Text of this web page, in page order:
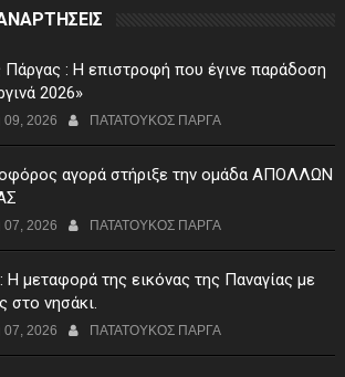
: Η επιστροφή που έγινε παράδοση
2026»
09, 2026 ΠΑΤΑΤΟΥΚΟΣ ΠΑΡΓΑ
αγορά στήριξε την ομάδα ΑΠΟΛΛΩΝ
07, 2026 ΠΑΤΑΤΟΥΚΟΣ ΠΑΡΓΑ
Η μεταφορά της εικόνας της Παναγίας με
στο νησάκι.
07, 2026 ΠΑΤΑΤΟΥΚΟΣ ΠΑΡΓΑ